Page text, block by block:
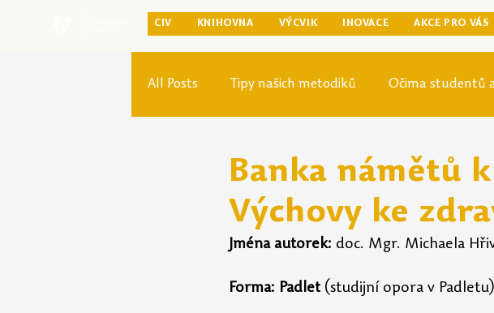
CIV KNIHOVNA VÝCVIK INOVACE AKCE PRO VÁS
All Posts Tipy našich metodiků Očima studentů
Banka námětů
Výchovy ke
Jména autorek: doc. Mgr. Michaela
Forma: Padlet (studijní opora v Padletu)